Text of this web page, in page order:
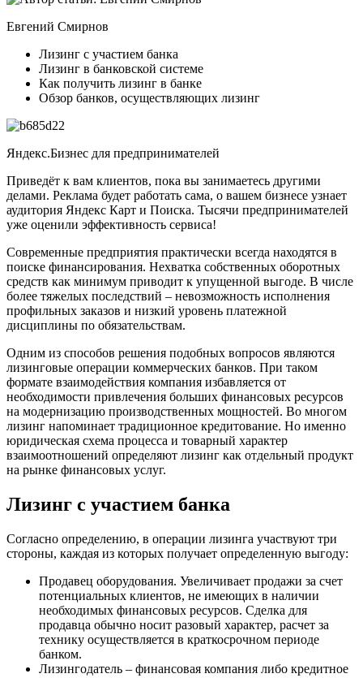
Евгений Смирнов
Лизинг с участием банка
Лизинг в банковской системе
Как получить лизинг в банке
Обзор банков, осуществляющих лизинг
Яндекс.Бизнес для предпринимателей
Приведёт к вам клиентов, пока вы занимаетесь другими
делами. Реклама будет работать сама, о вашем бизнесе узнает
аудитория Яндекс Карт и Поиска. Тысячи предпринимателей
уже оценили эффективность сервиса!
Современные предприятия практически всегда находятся в
поиске финансирования. Нехватка собственных оборотных
средств как минимум приводит к упущенной выгоде. В числе
более тяжелых последствий – невозможность исполнения
профильных заказов и низкий уровень платежной
дисциплины по обязательствам.
Одним из способов решения подобных вопросов являются
лизинговые операции коммерческих банков. При таком
формате взаимодействия компания избавляется от
необходимости привлечения больших финансовых ресурсов
на модернизацию производственных мощностей. Во многом
лизинг напоминает традиционное кредитование. Но именно
юридическая схема процесса и товарный характер
взаимоотношений определяют лизинг как отдельный продукт
на рынке финансовых услуг.
Лизинг с участием банка
Согласно определению, в операции лизинга участвуют три
стороны, каждая из которых получает определенную выгоду:
Продавец оборудования. Увеличивает продажи за счет
потенциальных клиентов, не имеющих в наличии
необходимых финансовых ресурсов. Сделка для
продавца обычно носит разовый характер, расчет за
технику осуществляется в краткосрочном периоде
банком.
Лизингодатель – финансовая компания либо кредитное